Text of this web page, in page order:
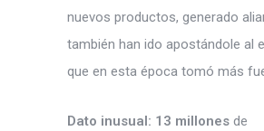
nuevos productos, generado
también han ido apostándole al
que en esta época tomó más
Dato inusual: 13 millones de